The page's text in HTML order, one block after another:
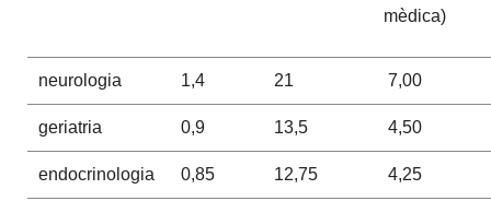
mèdica)
neurologia 1,4 21 7,00
geriatria 0,9 13,5 4,50
endocrinologia 0,85 12,75 4,25